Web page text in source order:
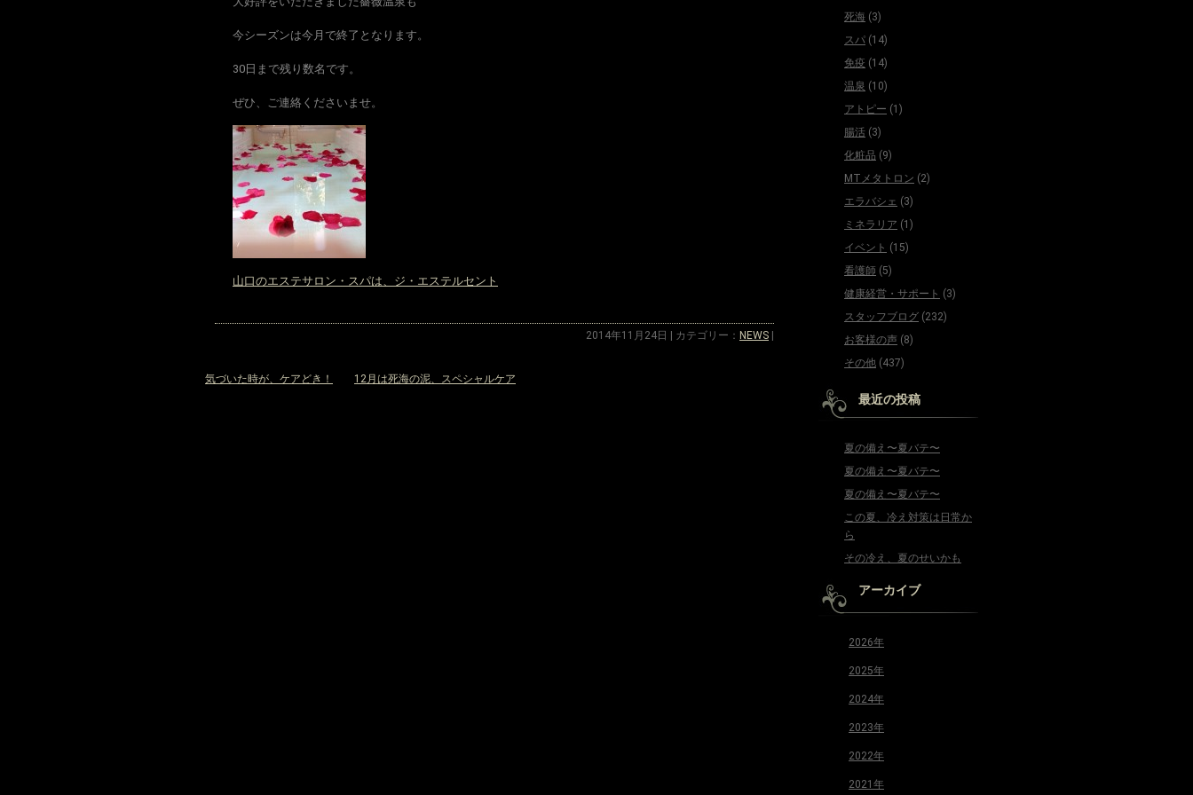
今シーズンは今月で終了となります。
30日まで残り数名です。
ぜひ、ご連絡くださいませ。
山口のエステサロン・スパは、ジ・エステルセント
2014年11月24日 | カテゴリー： NEWS |
気づいた時が、ケアどき！ 12月は死海の泥、スペシャルケア
死海 (3)
スパ (14)
免疫 (14)
温泉 (10)
アトピー (1)
腸活 (3)
化粧品 (9)
MTメタトロン (2)
エラバシェ (3)
ミネラリア (1)
イベント (15)
看護師 (5)
健康経営・サポート (3)
スタッフブログ (232)
お客様の声 (8)
その他 (437)
最近の投稿
夏の備え〜夏バテ〜
夏の備え〜夏バテ〜
夏の備え〜夏バテ〜
この夏、冷え対策は日常か
ら
その冷え、夏のせいかも
アーカイブ
2026年
2025年
2024年
2023年
2022年
2021年